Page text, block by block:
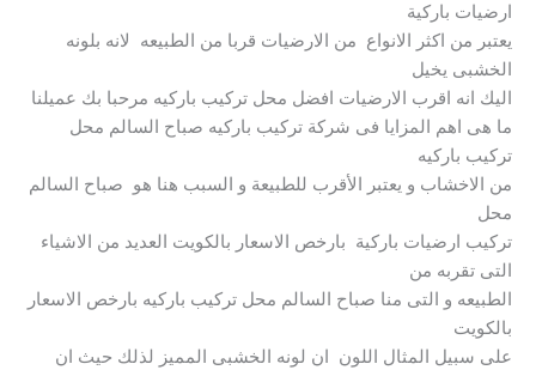
ارضيات باركية
يعتبر من اكثر الانواع من الارضيات قربا من الطبيعه لانه بلونه
الخشبى يخيل
اليك انه اقرب الارضيات افضل محل تركيب باركيه مرحبا بك عميلنا
ما هى اهم المزايا فى شركة تركيب باركيه صباح السالم محل
تركيب باركيه
من الاخشاب و يعتبر الأقرب للطبيعة و السبب هنا هو صباح السالم
محل
تركيب ارضيات باركية بارخص الاسعار بالكويت العديد من الاشياء
التى تقربه من
الطبيعه و التى منا صباح السالم محل تركيب باركيه بارخص الاسعار
بالكويت
على سبيل المثال اللون ان لونه الخشبى المميز لذلك حيث ان